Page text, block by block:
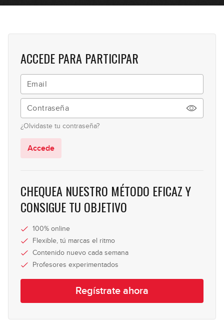
12:51
8
9
Bachata
ACCEDE PARA PARTICIPAR
¿Olvidaste tu contraseña?
Accede
CHEQUEA NUESTRO MÉTODO EFICAZ Y
CONSIGUE TU OBJETIVO
100% online
Flexible, tú marcas el ritmo
Contenido nuevo cada semana
Profesores experimentados
Regístrate ahora